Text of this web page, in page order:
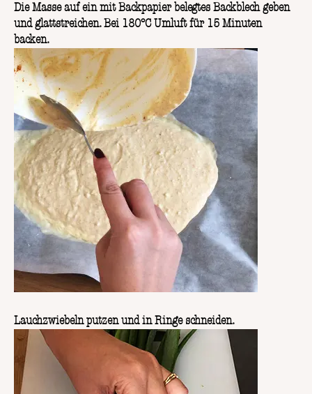
Die Masse auf ein mit Backpapier belegtes Backblech geben
und glattstreichen. Bei 180°C Umluft für 15 Minuten
backen.
Lauchzwiebeln putzen und in Ringe schneiden.